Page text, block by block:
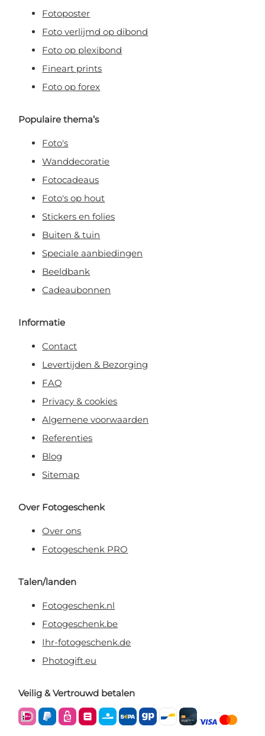
Fotoposter
Foto verlijmd op dibond
Foto op plexibond
Fineart prints
Foto op forex
Populaire thema’s
Foto's
Wanddecoratie
Fotocadeaus
Foto's op hout
Stickers en folies
Buiten & tuin
Speciale aanbiedingen
Beeldbank
Cadeaubonnen
Informatie
Contact
Levertijden & Bezorging
FAQ
Privacy & cookies
Algemene voorwaarden
Referenties
Blog
Sitemap
Over Fotogeschenk
Over ons
Fotogeschenk PRO
Talen/landen
Fotogeschenk.nl
Fotogeschenk.be
Ihr-fotogeschenk.de
Photogift.eu
Veilig & Vertrouwd betalen